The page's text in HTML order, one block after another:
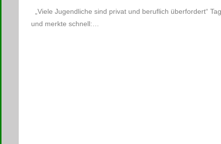
„Viele Jugendliche sind privat und beruflich überfordert“
und merkte schnell:…